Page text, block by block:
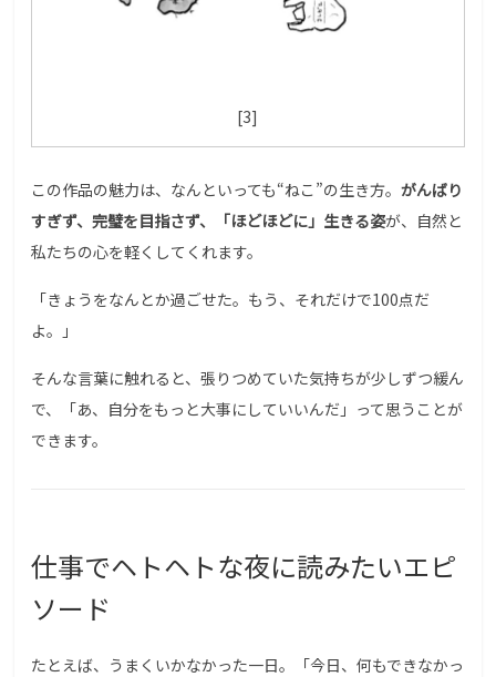
[3]
この作品の魅力は、なんといっても“ねこ”の生き方。がんばり
すぎず、完璧を目指さず、「ほどほどに」生きる姿が、自然と
私たちの心を軽くしてくれます。
「きょうをなんとか過ごせた。もう、それだけで100点だ
よ。」
そんな言葉に触れると、張りつめていた気持ちが少しずつ緩ん
で、「あ、自分をもっと大事にしていいんだ」って思うことが
できます。
仕事でヘトヘトな夜に読みたいエピ
ソード
たとえば、うまくいかなかった一日。「今日、何もできなかっ